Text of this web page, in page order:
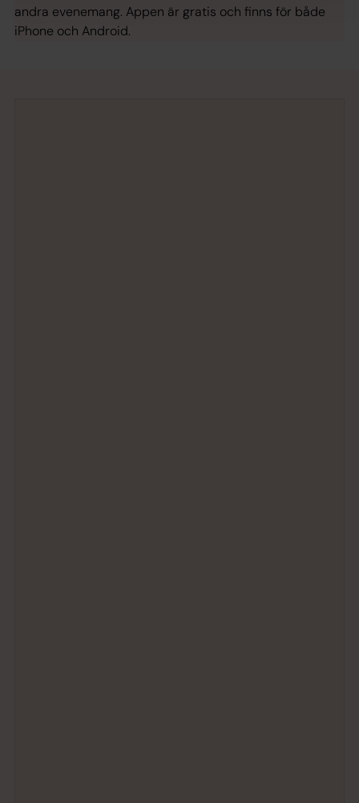
andra evenemang. Appen är gratis och finns för både
iPhone och Android.